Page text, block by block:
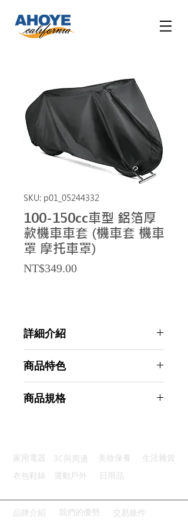
SKU: p01_05244332
100-150cc車型 鋁箔厚
款機車車套 (機車套 機車
罩 摩托車罩)
NT$349.00Price
詳細介紹
商品特色
安全加固：銀色防盜鎖孔保護愛車
商品規格
主要材質：鋁箔
商品尺寸：33*32*2.5cm
產地名稱：中國大陸
代理商：亞桓有限公司
家用電器 3C與周邊 美妝保養
生活雜貨
衣包鞋錶
運動戶外 日用品
品牌介紹 我們的優勢 交易條件